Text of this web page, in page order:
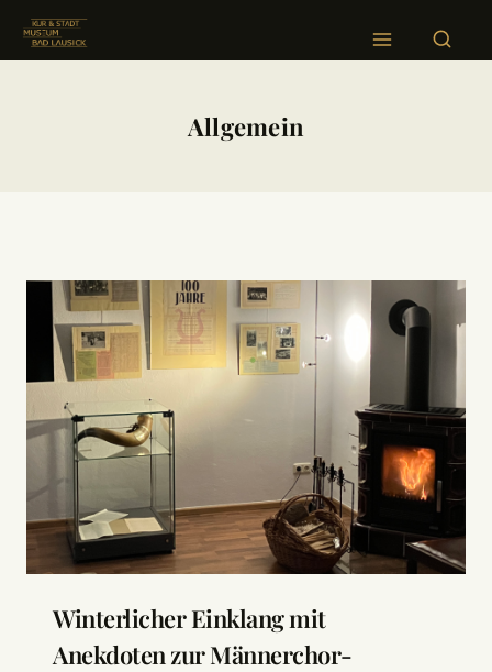
Allgemein
Winterlicher Einklang mit
Anekdoten zur Männerchor-